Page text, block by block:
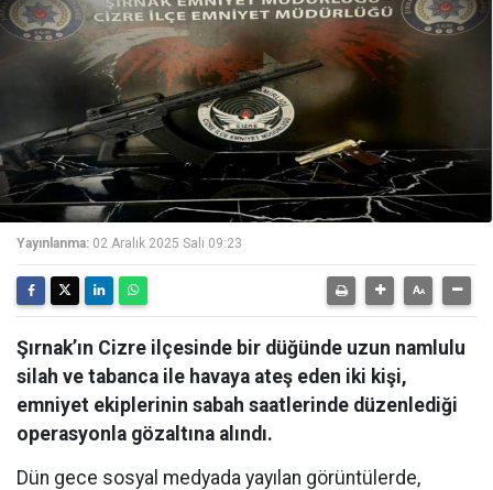
Yayınlanma: 02 Aralık 2025 Salı 09:23
Şırnak’ın Cizre ilçesinde bir düğünde uzun namlulu
silah ve tabanca ile havaya ateş eden iki kişi,
emniyet ekiplerinin sabah saatlerinde düzenlediği
operasyonla gözaltına alındı.
Dün gece sosyal medyada yayılan görüntülerde,